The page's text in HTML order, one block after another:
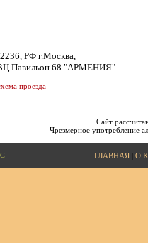
РФ г.Москва,
Павильон 68 "АРМЕНИЯ"
проезда
Сайт
Чрезмерное употребление
ГЛАВНАЯ| О